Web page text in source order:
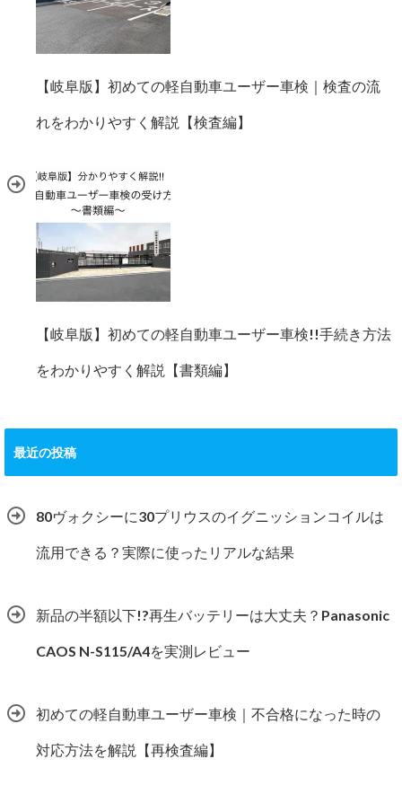
【岐阜版】初めての軽自動車ユーザー車検｜検査の流
れをわかりやすく解説【検査編】
【岐阜版】初めての軽自動車ユーザー車検!!手続き方法
をわかりやすく解説【書類編】
最近の投稿
80ヴォクシーに30プリウスのイグニッションコイルは
流用できる？実際に使ったリアルな結果
新品の半額以下!?再生バッテリーは大丈夫？Panasonic
CAOS N-S115/A4を実測レビュー
初めての軽自動車ユーザー車検｜不合格になった時の
対応方法を解説【再検査編】